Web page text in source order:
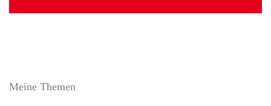
Meine Themen